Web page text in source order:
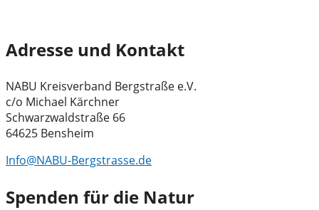
Adresse und Kontakt
NABU Kreisverband Bergstraße e.V.
c/o Michael Kärchner
Schwarzwaldstraße 66
64625 Bensheim
Info@NABU-Bergstrasse.de
Spenden für die Natur